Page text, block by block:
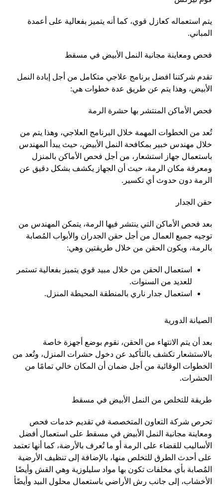
يتم استعماله كعازل قوي، كما أنه يتميز بفعالية على أعمدة
المباني.
فحص ومعاينة مجانية النمل الأبيض في مسقط
تقدم شركتنا افضل برنامج علاجي متكامل من أجل إبادة النمل
الأبيض، وهذا يتم عن طريق عدة خطوات هي:
فحص الأماكن المنتشر بها حشرة الرمة
تُعد من الخطوات المهمة خلال البرنامج العلاجي، وهذا يتم من
خلال مهندس خبير بمكافحة النمل الأبيض، حيث يبدأ المهندس
باستعمال جهاز استشعار، من أجل فحص الأماكن بالمنزل
ومعرفة مكان الرمة، حيث أن الجهاز يكشف بشكل دقيق عن
الرمة دون حدوث أي تكسير.
حقن الجدار
بعد فحص الأماكن التي ينتشر فيها الرمة، يتمكن المهندس من
توجيه جميع العمال من أجل حقن الجدران والأبواب المُصابة
بالرمة، ويكون الحقن من خلال طريقتين وهي:
استعمال الحقن من خلال مبيد قوي يتميز بفعالية تستمر
للعديد من السنوات.
استعمال جدار ناري بالمنطقة المحيطة المنزل.
الصيانة الدورية
بعد أن يتم الانتهاء من الحقن، نقوم بوضع أجهزة خاصة
بالاستشعار تكشف بالتأكيد عن دخول حشرات المنزل، وتُعد من
الخطوات الوقائية من أجل ضمان أن المكان خالي تمامًا من
الحشرات.
طريقة للتخلص من النمل الأبيض في مسقط
تحرص شركة التعاون المتخصصة في تقديم خدمات فحص
ومعاينة مجانية النمل الأبيض في مسقط على استعمال أفضل
الأساليب للقضاء على الرمة أو ما تُعرف بالأرضة، كما أنها تعتمد
على أحدث الطرق للتخلص منها، بالإضافة إلى تنظيف الأرضية
المُصابة بأي مخلفات تكون بها مواد سليلوزية وهي القش وأيضًا
الأخشاب، إلى جانب رش الأراضي باستعمال محلول البيد وأيضًأ